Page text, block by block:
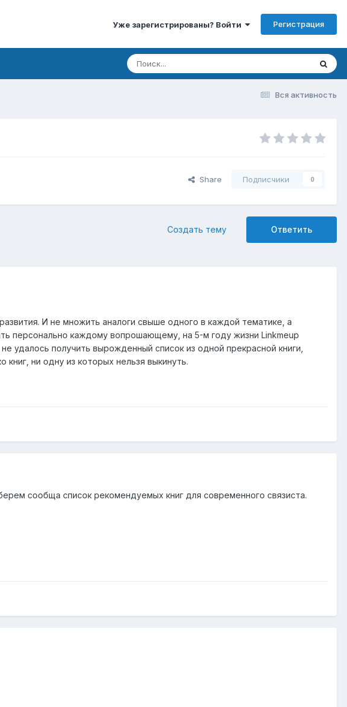
Уже зарегистрированы? Войти Регистрация
Вся активность
Share Подписчики 0
Ответить
Создать тему
И не множить аналоги свыше одного в каждой тематике, а
персонально каждому вопрошающему, на 5-м году жизни Linkmeup
удалось получить вырожденный список из одной прекрасной книги,
ни одну из которых нельзя выкинуть.
сообща список рекомендуемых книг для современного связиста.